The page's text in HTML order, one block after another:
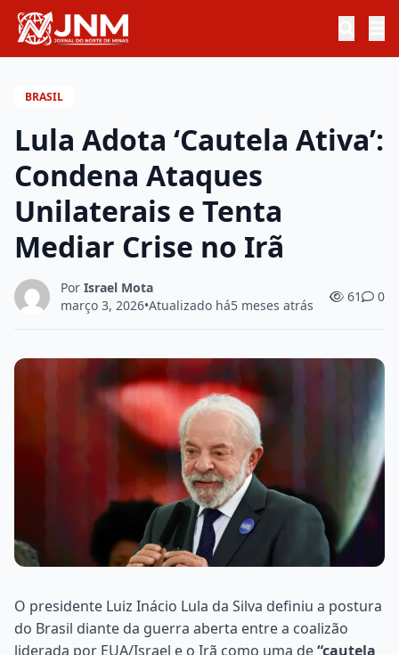
BRASIL
Lula Adota ‘Cautela Ativa’:
Condena Ataques
Unilaterais e Tenta
Mediar Crise no Irã
Por Israel Mota
março 3, 2026•Atualizado há5 meses atrás
61 0
O presidente Luiz Inácio Lula da Silva definiu a postura
do Brasil diante da guerra aberta entre a coalizão
liderada por EUA/Israel e o Irã como uma de“cautela